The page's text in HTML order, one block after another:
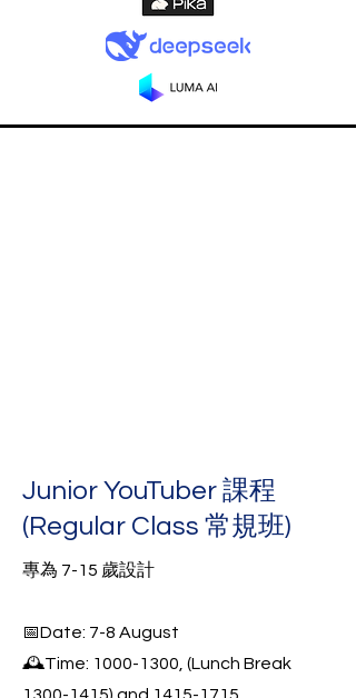
Junior YouTuber 課程
(Regular Class 常規班)
專為 7-15 歲設計
📅Date: 7-8 August
🕰️Time: 1000-1300, (Lunch Break